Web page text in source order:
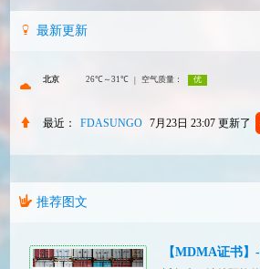
最新更新
最近： FDASUNGO 7月23日 23:07 更新了
推荐图文